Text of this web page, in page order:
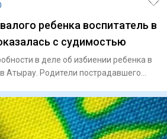
ребенка воспитатель в
с судимостью
в деле об избиении ребенка в
Атырау. Родители пострадавшего